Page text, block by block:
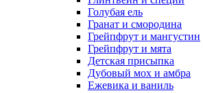
Голубая ель
Гранат и смородина
Грейпфрут и мангустин
Грейпфрут и мята
Детская присыпка
Дубовый мох и амбра
Ежевика и ваниль